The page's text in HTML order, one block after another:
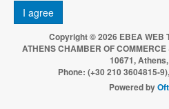
I agree
Copyright © 2026 EBEA WEB
ATHENS CHAMBER OF
10671,
Phone: (+30 210 3604815-
Powered by